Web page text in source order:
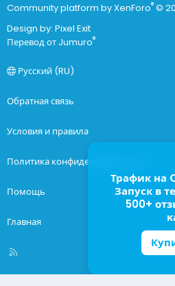
Community platform by XenForo® ©
Design by: Pixel Exit
Перевод от Jumuro®
Русский (RU)
Обратная связь
Условия и правила
Политика конфиденциальности
Помощь
Главная
R
S
Трафик на
Запуск в
500+